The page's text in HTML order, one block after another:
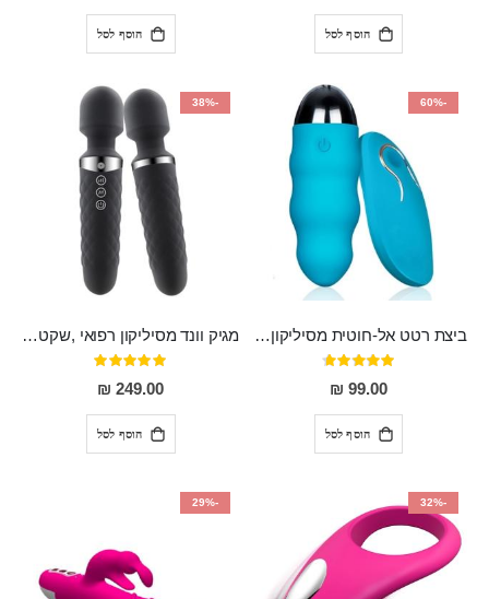
הוסף לסל הוסף לסל
-60%
ביצת רטט אל-חוטית מסיליקון רפואי בגודל של 8 ס"מ ורוחב 3 ס"מ בעלת 20 מהירויות שונות "ENKI"
דירוג:
93%
99.00 ₪
הוסף לסל
-38%
מגיק וונד מסיליקון רפואי ,שקט במיוחד, נטען בעל 10 מהירויות שונות "Erna"
דירוג:
100%
249.00 ₪
הוסף לסל
-32%
-29%